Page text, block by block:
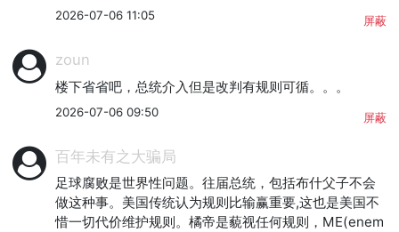
2026-07-06 11:05 屏蔽
zoun
楼下省省吧，总统介入但是改判有规则可循。。。
2026-07-06 09:50 屏蔽
百年未有之大骗局
足球腐败是世界性问题。往届总统，包括布什父子不会
做这种事。美国传统认为规则比输赢重要,这也是美国不
惜一切代价维护规则。橘帝是藐视任何规则，ME(enem